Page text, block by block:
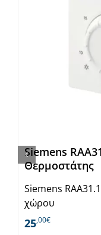
Siemens
Θερμοστάτης
Siemens
χώρου
25,00€